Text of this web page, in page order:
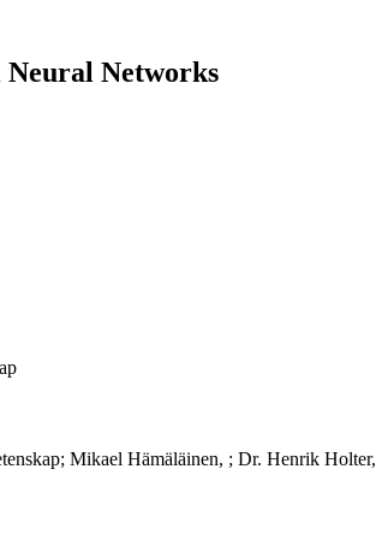
Networks
Mikael Hämäläinen, ; Dr. Henrik Holter,